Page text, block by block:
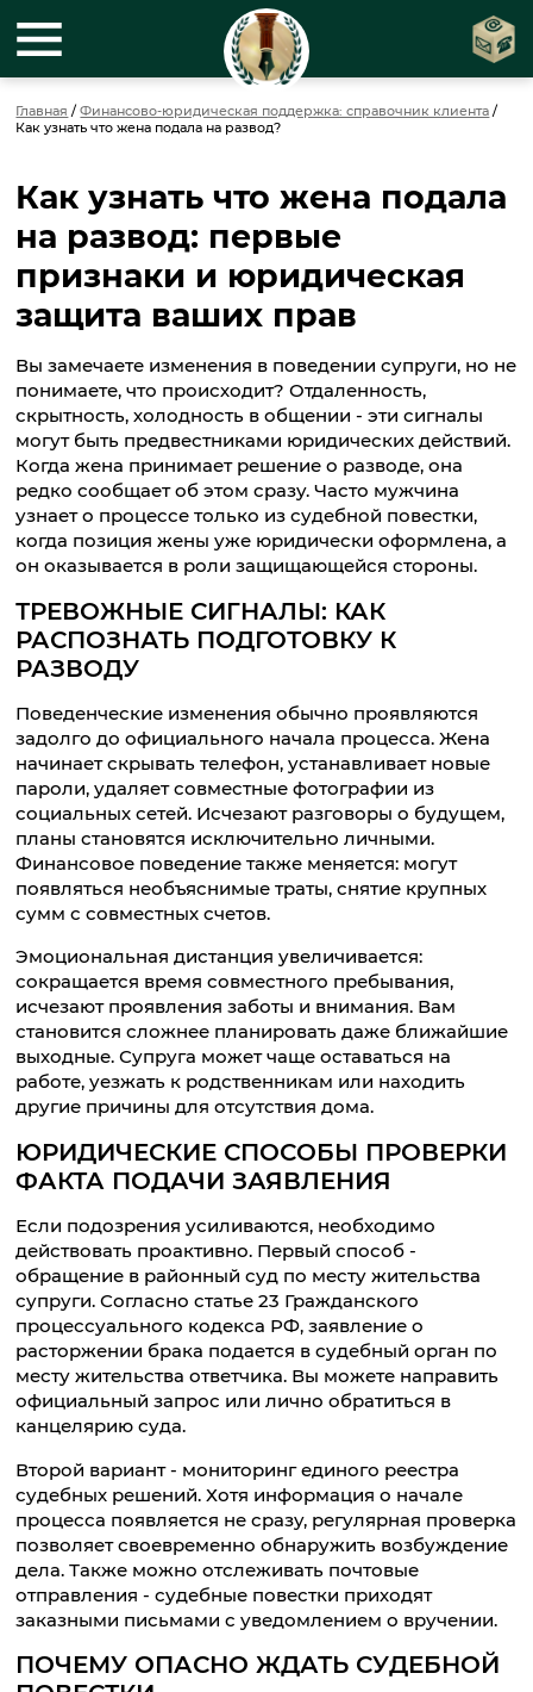
Главная /Финансово-юридическая поддержка: справочник клиента /
Как узнать что жена подала на развод?
Как узнать что жена подала
на развод: первые
признаки и юридическая
защита ваших прав
Вы замечаете изменения в поведении супруги, но не
понимаете, что происходит? Отдаленность,
скрытность, холодность в общении - эти сигналы
могут быть предвестниками юридических действий.
Когда жена принимает решение о разводе, она
редко сообщает об этом сразу. Часто мужчина
узнает о процессе только из судебной повестки,
когда позиция жены уже юридически оформлена, а
он оказывается в роли защищающейся стороны.
ТРЕВОЖНЫЕ СИГНАЛЫ: КАК
РАСПОЗНАТЬ ПОДГОТОВКУ К
РАЗВОДУ
Поведенческие изменения обычно проявляются
задолго до официального начала процесса. Жена
начинает скрывать телефон, устанавливает новые
пароли, удаляет совместные фотографии из
социальных сетей. Исчезают разговоры о будущем,
планы становятся исключительно личными.
Финансовое поведение также меняется: могут
появляться необъяснимые траты, снятие крупных
сумм с совместных счетов.
Эмоциональная дистанция увеличивается:
сокращается время совместного пребывания,
исчезают проявления заботы и внимания. Вам
становится сложнее планировать даже ближайшие
выходные. Супруга может чаще оставаться на
работе, уезжать к родственникам или находить
другие причины для отсутствия дома.
ЮРИДИЧЕСКИЕ СПОСОБЫ ПРОВЕРКИ
ФАКТА ПОДАЧИ ЗАЯВЛЕНИЯ
Если подозрения усиливаются, необходимо
действовать проактивно. Первый способ -
обращение в районный суд по месту жительства
супруги. Согласно статье 23 Гражданского
процессуального кодекса РФ, заявление о
расторжении брака подается в судебный орган по
месту жительства ответчика. Вы можете направить
официальный запрос или лично обратиться в
канцелярию суда.
Второй вариант - мониторинг единого реестра
судебных решений. Хотя информация о начале
процесса появляется не сразу, регулярная проверка
позволяет своевременно обнаружить возбуждение
дела. Также можно отслеживать почтовые
отправления - судебные повестки приходят
заказными письмами с уведомлением о вручении.
ПОЧЕМУ ОПАСНО ЖДАТЬ СУДЕБНОЙ